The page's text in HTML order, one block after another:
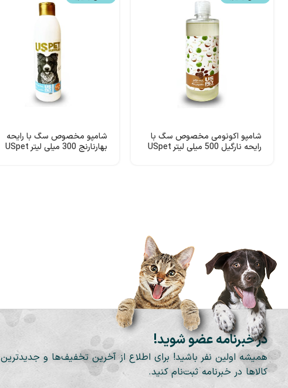
شامپو اکونومی مخصوص سگ با
رایحه نارگیل 500 میلی لیتر USpet
شامپو مخصوص سگ با رایحه
بهارنارنج 300 میلی لیتر USpet
در خبرنامه عضو شوید!
همیشه اولین نفر باشید! برای اطلاع از آخرین تخفیف‌ها و جدیدترین
کالاها در خبرنامه ثبت‌نام کنید.